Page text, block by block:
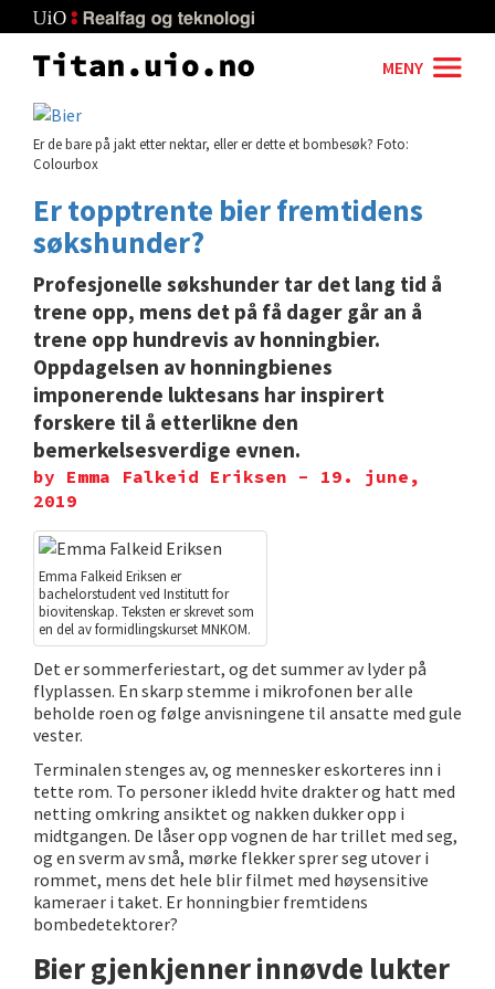
to
main
MENY
Er de bare på jakt etter nektar, eller er dette et bombesøk? Foto:
Colourbox
Er topptrente bier fremtidens
søkshunder?
Profesjonelle søkshunder tar det lang tid å
trene opp, mens det på få dager går an å
trene opp hundrevis av honningbier.
Oppdagelsen av honningbienes
imponerende luktesans har inspirert
forskere til å etterlikne den
bemerkelsesverdige evnen.
by Emma Falkeid Eriksen - 19. june,
2019
Emma Falkeid Eriksen er
bachelorstudent ved Institutt for
biovitenskap. Teksten er skrevet som
en del av formidlingskurset MNKOM.
Det er sommerferiestart, og det summer av lyder på
flyplassen. En skarp stemme i mikrofonen ber alle
beholde roen og følge anvisningene til ansatte med gule
vester.
Terminalen stenges av, og mennesker eskorteres inn i
tette rom. To personer ikledd hvite drakter og hatt med
netting omkring ansiktet og nakken dukker opp i
midtgangen. De låser opp vognen de har trillet med seg,
og en sverm av små, mørke flekker sprer seg utover i
rommet, mens det hele blir filmet med høysensitive
kameraer i taket. Er honningbier fremtidens
bombedetektorer?
Bier gjenkjenner innøvde lukter